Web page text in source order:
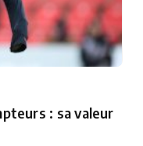
: sa valeur